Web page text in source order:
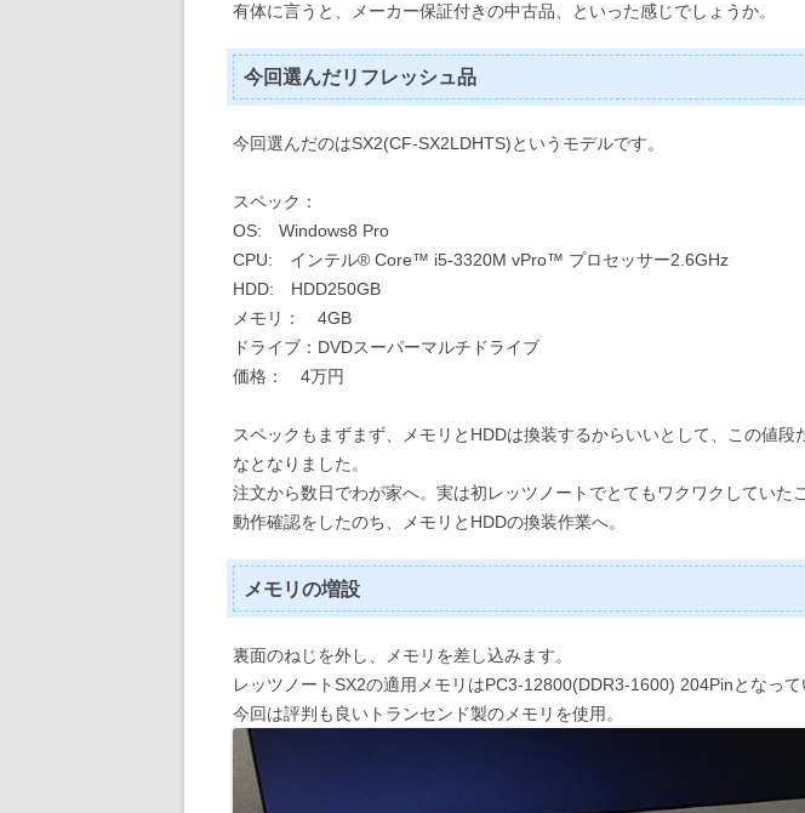
有体に言うと、メーカー保証付きの中古品、といった感じでしょうか。
今回選んだリフレッシュ品
今回選んだのはSX2(CF-SX2LDHTS)というモデルです。
スペック：
OS: Windows8 Pro
CPU: インテル® Core™ i5-3320M vPro™ プロセッサー2.6GHz
HDD: HDD250GB
メモリ： 4GB
ドライブ：DVDスーパーマルチドライブ
価格： 4万円
スペックもまずまず、メモリとHDDは換装するからいいとして、この値段
なとなりました。
注文から数日でわが家へ。実は初レッツノートでとてもワクワクしていた
動作確認をしたのち、メモリとHDDの換装作業へ。
メモリの増設
裏面のねじを外し、メモリを差し込みます。
レッツノートSX2の適用メモリはPC3-12800(DDR3-1600) 204Pinとなって
今回は評判も良いトランセンド製のメモリを使用。